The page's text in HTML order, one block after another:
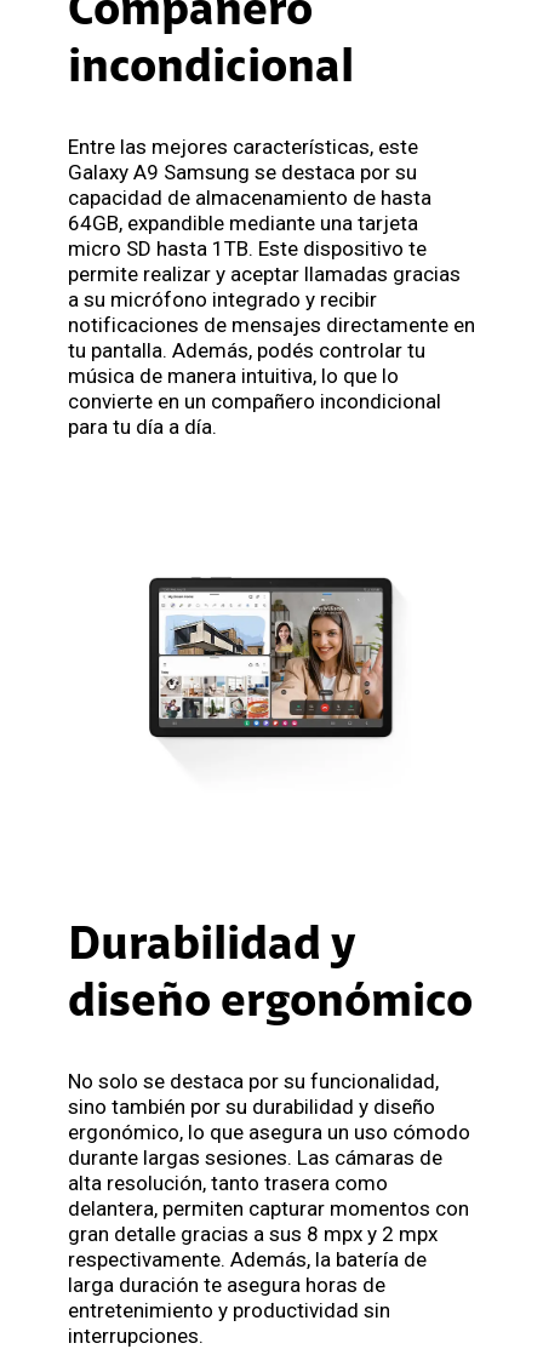
Compañero
incondicional
Entre las mejores características, este
Galaxy A9 Samsung se destaca por su
capacidad de almacenamiento de hasta
64GB, expandible mediante una tarjeta
micro SD hasta 1TB. Este dispositivo te
permite realizar y aceptar llamadas gracias
a su micrófono integrado y recibir
notificaciones de mensajes directamente en
tu pantalla. Además, podés controlar tu
música de manera intuitiva, lo que lo
convierte en un compañero incondicional
para tu día a día.
Durabilidad y
diseño ergonómico
No solo se destaca por su funcionalidad,
sino también por su durabilidad y diseño
ergonómico, lo que asegura un uso cómodo
durante largas sesiones. Las cámaras de
alta resolución, tanto trasera como
delantera, permiten capturar momentos con
gran detalle gracias a sus 8 mpx y 2 mpx
respectivamente. Además, la batería de
larga duración te asegura horas de
entretenimiento y productividad sin
interrupciones.